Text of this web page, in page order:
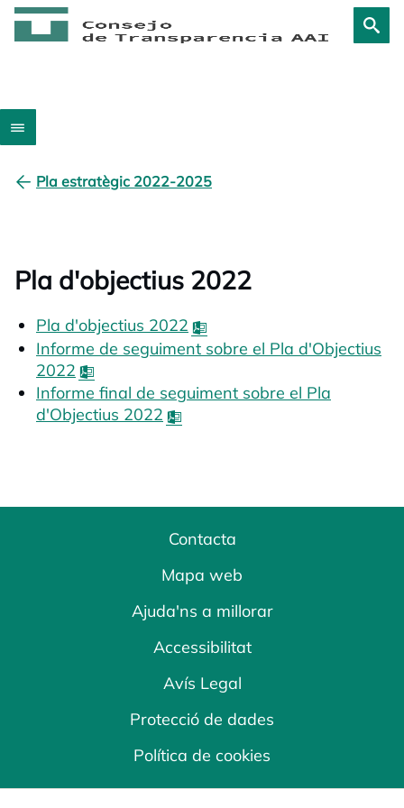
Pla estratègic 2022-2025
Pla d'objectius 2022
Pla d'objectius 2022
Informe de seguiment sobre el Pla d'Objectius
2022
Informe final de seguiment sobre el Pla
d'Objectius 2022
Contacta
Mapa web
Ajuda'ns a millorar
Accessibilitat
Avís Legal
Protecció de dades
Política de cookies